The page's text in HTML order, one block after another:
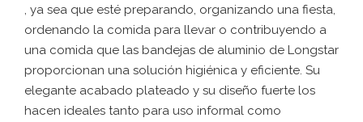
, ya sea que esté preparando, organizando una fiesta,
ordenando la comida para llevar o contribuyendo a
una comida que las bandejas de aluminio de Longstar
proporcionan una solución higiénica y eficiente. Su
elegante acabado plateado y su diseño fuerte los
hacen ideales tanto para uso informal como